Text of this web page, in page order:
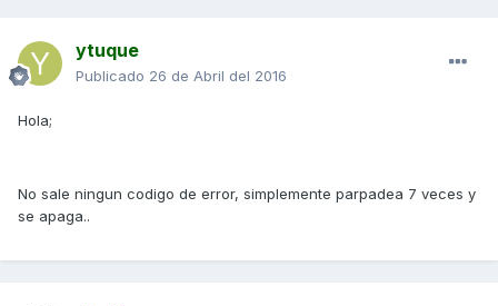
ytuque
Publicado 26 de Abril del 2016
Hola;
No sale ningun codigo de error, simplemente parpadea 7 veces y
se apaga..